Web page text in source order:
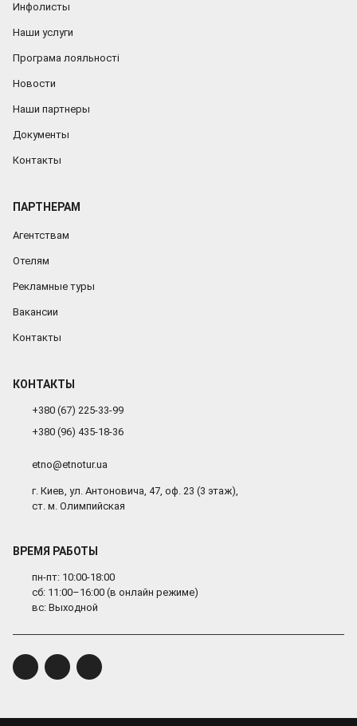
Инфолисты
Наши услуги
Програма лояльності
Новости
Наши партнеры
Документы
Контакты
ПАРТНЕРАМ
Агентствам
Отелям
Рекламные туры
Вакансии
Контакты
КОНТАКТЫ
+380 (67) 225-33-99
+380 (96) 435-18-36
etno@etnotur.ua
г. Киев, ул. Антоновича, 47, оф. 23 (3 этаж),
ст. м. Олимпийская
ВРЕМЯ РАБОТЫ
пн-пт: 10:00-18:00
сб: 11:00–16:00 (в онлайн режиме)
вс: Выходной